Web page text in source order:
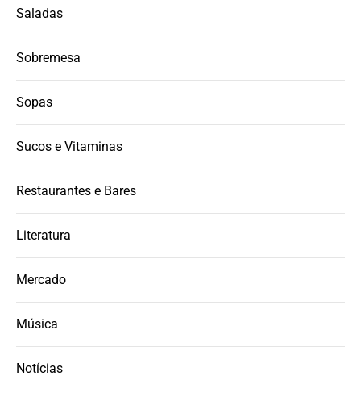
Saladas
Sobremesa
Sopas
Sucos e Vitaminas
Restaurantes e Bares
Literatura
Mercado
Música
Notícias